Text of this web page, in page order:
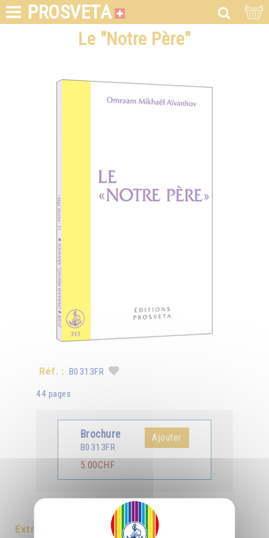
PROSVETA
Le "Notre Père"
Réf. : B0313FR
44 pages
Brochure
B0313FR
5.00CHF
Ajouter
Deutsch
Extrait